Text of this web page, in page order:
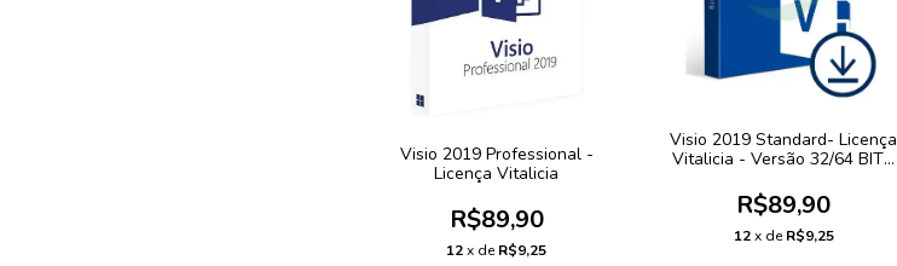
Visio 2019 Professional -
Licença Vitalicia
R$89,90
12 x deR$9,25
Visio 2019 Standard- Licença
Vitalicia - Versão 32/64 BITS
R$89,90
12 x deR$9,25